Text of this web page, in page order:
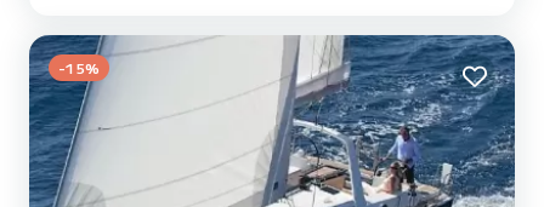
Ihren Komfort verfügt COILA über 2 Toiletten mit Dusche Es ist
unter andere...
-15%